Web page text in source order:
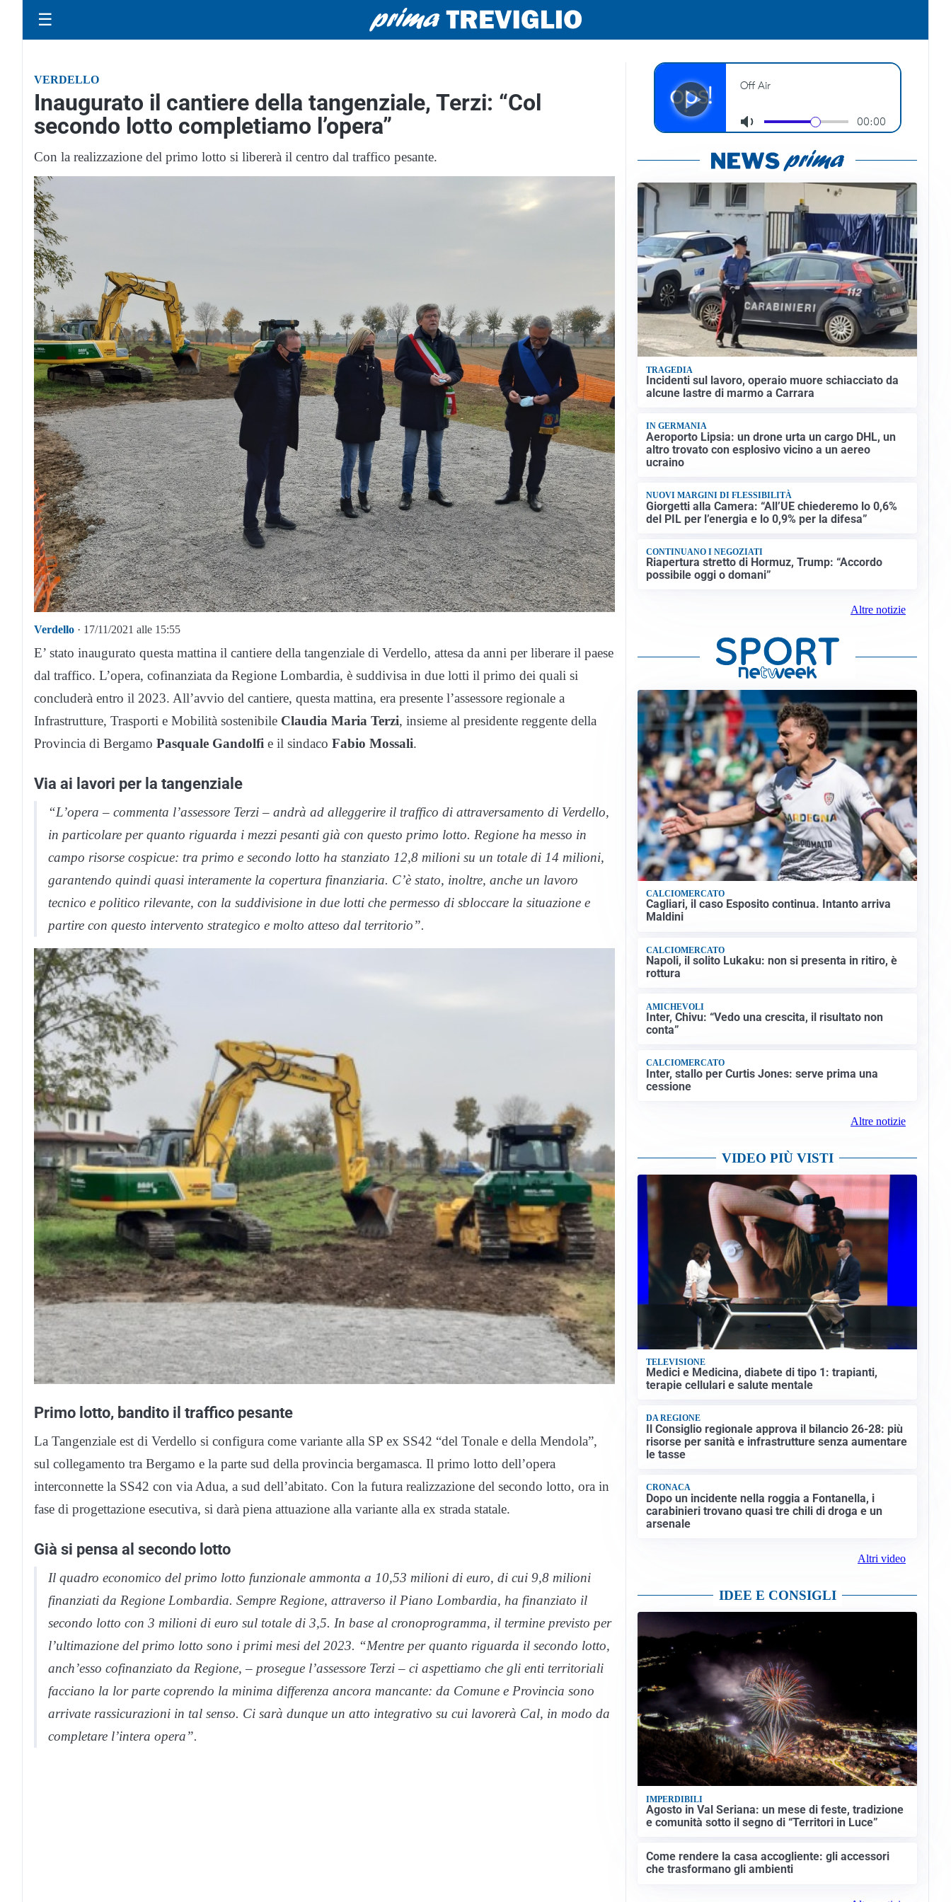
☰
VERDELLO
Inaugurato il cantiere della tangenziale, Terzi: “Col
secondo lotto completiamo l’opera”
Con la realizzazione del primo lotto si libererà il centro dal traffico pesante.
Verdello · 17/11/2021 alle 15:55
E’ stato inaugurato questa mattina il cantiere della tangenziale di Verdello, attesa da anni per liberare il paese
dal traffico. L’opera, cofinanziata da Regione Lombardia, è suddivisa in due lotti il primo dei quali si
concluderà entro il 2023. All’avvio del cantiere, questa mattina, era presente l’assessore regionale a
Infrastrutture, Trasporti e Mobilità sostenibile Claudia Maria Terzi, insieme al presidente reggente della
Provincia di Bergamo Pasquale Gandolfi e il sindaco Fabio Mossali.
Via ai lavori per la tangenziale
“L’opera – commenta l’assessore Terzi – andrà ad alleggerire il traffico di attraversamento di Verdello,
in particolare per quanto riguarda i mezzi pesanti già con questo primo lotto. Regione ha messo in
campo risorse cospicue: tra primo e secondo lotto ha stanziato 12,8 milioni su un totale di 14 milioni,
garantendo quindi quasi interamente la copertura finanziaria. C’è stato, inoltre, anche un lavoro
tecnico e politico rilevante, con la suddivisione in due lotti che permesso di sbloccare la situazione e
partire con questo intervento strategico e molto atteso dal territorio”.
Primo lotto, bandito il traffico pesante
La Tangenziale est di Verdello si configura come variante alla SP ex SS42 “del Tonale e della Mendola”,
sul collegamento tra Bergamo e la parte sud della provincia bergamasca. Il primo lotto dell’opera
interconnette la SS42 con via Adua, a sud dell’abitato. Con la futura realizzazione del secondo lotto, ora in
fase di progettazione esecutiva, si darà piena attuazione alla variante alla ex strada statale.
Già si pensa al secondo lotto
Il quadro economico del primo lotto funzionale ammonta a 10,53 milioni di euro, di cui 9,8 milioni
finanziati da Regione Lombardia. Sempre Regione, attraverso il Piano Lombardia, ha finanziato il
secondo lotto con 3 milioni di euro sul totale di 3,5. In base al cronoprogramma, il termine previsto per
l’ultimazione del primo lotto sono i primi mesi del 2023. “Mentre per quanto riguarda il secondo lotto,
anch’esso cofinanziato da Regione, – prosegue l’assessore Terzi – ci aspettiamo che gli enti territoriali
facciano la lor parte coprendo la minima differenza ancora mancante: da Comune e Provincia sono
arrivate rassicurazioni in tal senso. Ci sarà dunque un atto integrativo su cui lavorerà Cal, in modo da
completare l’intera opera”.
TRAGEDIA
Incidenti sul lavoro, operaio muore schiacciato da
alcune lastre di marmo a Carrara
IN GERMANIA
Aeroporto Lipsia: un drone urta un cargo DHL, un
altro trovato con esplosivo vicino a un aereo
ucraino
NUOVI MARGINI DI FLESSIBILITÀ
Giorgetti alla Camera: “All’UE chiederemo lo 0,6%
del PIL per l’energia e lo 0,9% per la difesa”
CONTINUANO I NEGOZIATI
Riapertura stretto di Hormuz, Trump: “Accordo
possibile oggi o domani”
Altre notizie
CALCIOMERCATO
Cagliari, il caso Esposito continua. Intanto arriva
Maldini
CALCIOMERCATO
Napoli, il solito Lukaku: non si presenta in ritiro, è
rottura
AMICHEVOLI
Inter, Chivu: “Vedo una crescita, il risultato non
conta”
CALCIOMERCATO
Inter, stallo per Curtis Jones: serve prima una
cessione
Altre notizie
VIDEO PIÙ VISTI
TELEVISIONE
Medici e Medicina, diabete di tipo 1: trapianti,
terapie cellulari e salute mentale
DA REGIONE
Il Consiglio regionale approva il bilancio 26-28: più
risorse per sanità e infrastrutture senza aumentare
le tasse
CRONACA
Dopo un incidente nella roggia a Fontanella, i
carabinieri trovano quasi tre chili di droga e un
arsenale
Altri video
IDEE E CONSIGLI
IMPERDIBILI
Agosto in Val Seriana: un mese di feste, tradizione
e comunità sotto il segno di “Territori in Luce”
Come rendere la casa accogliente: gli accessori
che trasformano gli ambienti